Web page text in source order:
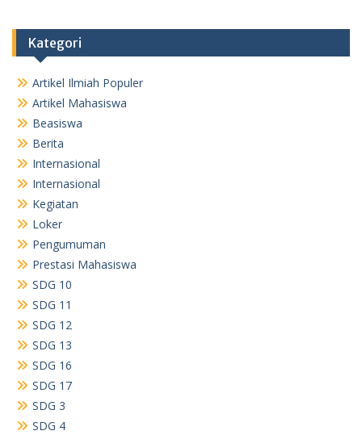
Kategori
Artikel Ilmiah Populer
Artikel Mahasiswa
Beasiswa
Berita
Internasional
Internasional
Kegiatan
Loker
Pengumuman
Prestasi Mahasiswa
SDG 10
SDG 11
SDG 12
SDG 13
SDG 16
SDG 17
SDG 3
SDG 4